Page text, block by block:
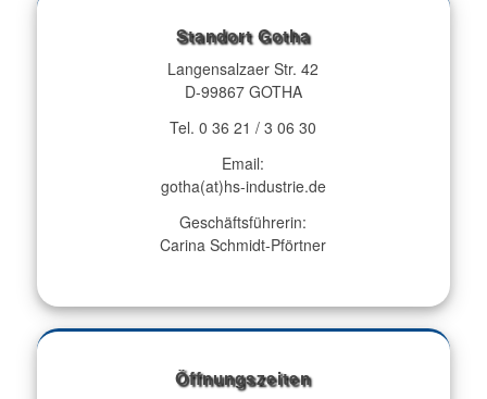
Standort Gotha
Langensalzaer Str. 42
D-99867 GOTHA
Tel. 0 36 21 / 3 06 30
Email:
gotha(at)hs-industrie.de
Geschäftsführerin:
Carina Schmidt-Pförtner
Öffnungszeiten